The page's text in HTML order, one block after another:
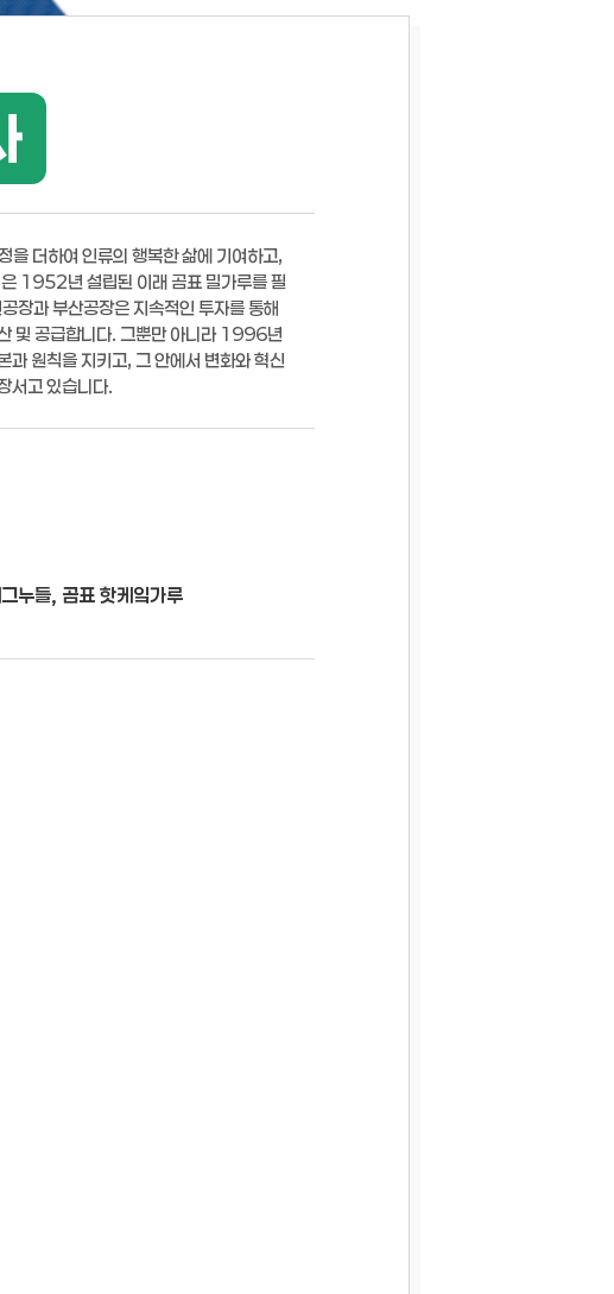
을 더하여 인류의 행복한 삶에 기여하고,
1952년 설립된 이래 곰표 밀가루를 필
장과 부산공장은 지속적인 투자를 통해
및 공급합니다. 그뿐만 아니라 1996년
과 원칙을 지키고, 그 안에서 변화와 혁신
서고 있습니다.
누들, 곰표 핫케잌가루